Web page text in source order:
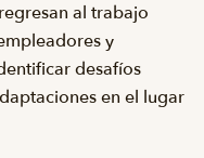
al trabajo
y
desafíos
en el lugar